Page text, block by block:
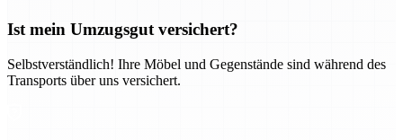
Ist mein Umzugsgut versichert?
Selbstverständlich! Ihre Möbel und Gegenstände sind während des
Transports über uns versichert.